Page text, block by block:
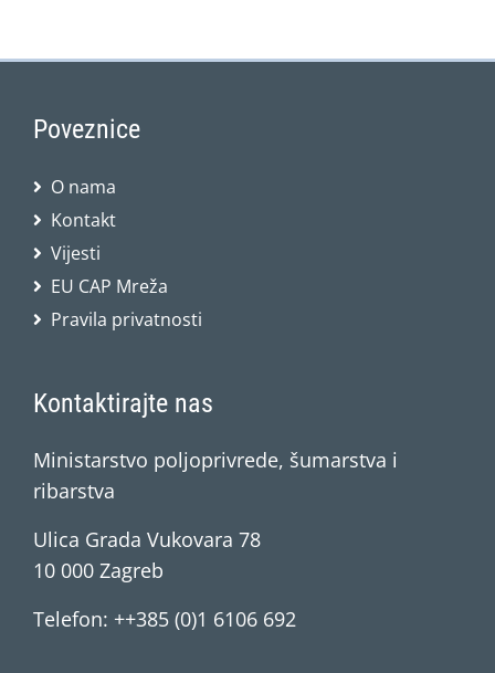
Poveznice
O nama
Kontakt
Vijesti
EU CAP Mreža
Pravila privatnosti
Kontaktirajte nas
Ministarstvo poljoprivrede, šumarstva i
ribarstva
Ulica Grada Vukovara 78
10 000 Zagreb
Telefon: ++385 (0)1 6106 692